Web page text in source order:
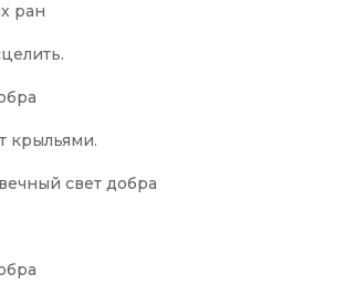
ран
крыльями.
свет добра